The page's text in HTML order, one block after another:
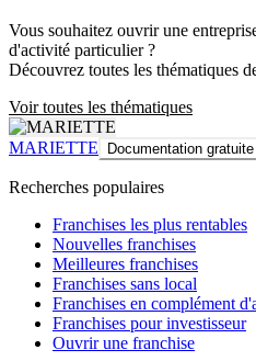
Vous souhaitez ouvrir une
d'activité particulier ?
Découvrez toutes les thématiques
Voir toutes les thématiques
MARIETTE Documentation gratuite
Recherches populaires
Franchises les plus rentables
Nouvelles franchises
Meilleures franchises
Franchises sans local
Franchises en complément
Franchises pour investisseur
Ouvrir une franchise